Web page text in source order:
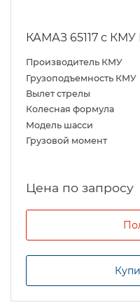
КАМАЗ 65117 с КМУ
Производитель КМУ
Грузоподъемность КМУ
Вылет стрелы
Колесная формула
Модель шасси
Грузовой момент
Цена по запросу